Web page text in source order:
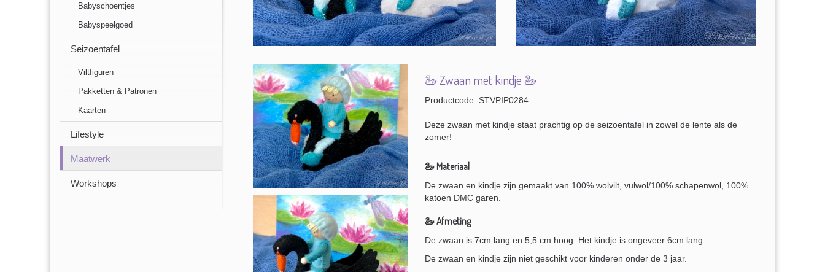
🦢 Zwaan met kindje 🦢
Productcode: STVPIP0284
Deze zwaan met kindje staat prachtig op de seizoentafel in zowel de lente als de
zomer!
🦢 Materiaal
De zwaan en kindje zijn gemaakt van 100% wolvilt, vulwol/100% schapenwol, 100%
katoen DMC garen.
🦢 Afmeting
De zwaan is 7cm lang en 5,5 cm hoog. Het kindje is ongeveer 6cm lang.
De zwaan en kindje zijn niet geschikt voor kinderen onder de 3 jaar.
Babyschoentjes
Babyspeelgoed
Seizoentafel
Viltfiguren
Pakketten & Patronen
Kaarten
Lifestyle
Maatwerk
Workshops